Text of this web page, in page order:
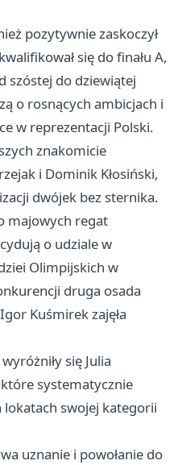
pozytywnie zaskoczył
się do finału A,
szóstej do dziewiątej
o rosnących ambicjach i
w reprezentacji Polski.
znakomicie
i Dominik Kłosiński,
dwójek bez sternika.
majowych regat
o udziale w
Olimpijskich w
druga osada
Kuśmirek zajęła
się Julia
systematycznie
lokatach swojej kategorii
uznanie i powołanie do